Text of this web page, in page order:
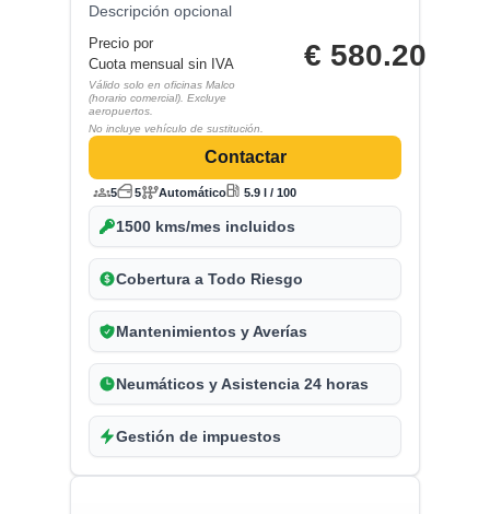
Descripción opcional
Precio por
Cuota mensual sin IVA
Válido solo en oficinas Malco
(horario comercial). Excluye
aeropuertos.
No incluye vehículo de sustitución.
€ 580.20
Contactar
5 5 Automático 5.9 l / 100
1500 kms/mes incluidos
Cobertura a Todo Riesgo
Mantenimientos y Averías
Neumáticos y Asistencia 24 horas
Gestión de impuestos